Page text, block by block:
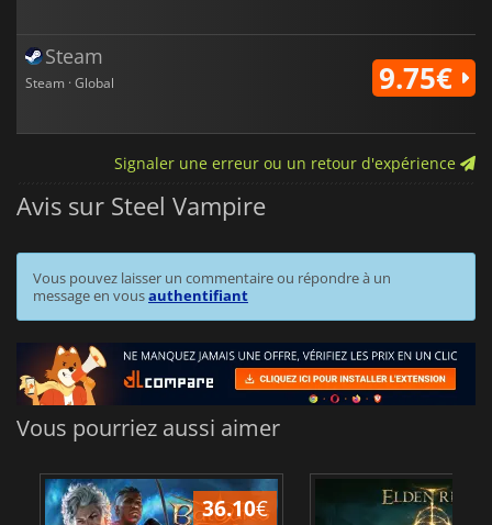
Steam
Steam · Global 9.75€
Signaler une erreur ou un retour d'expérience
Avis sur Steel Vampire
Vous pouvez laisser un commentaire ou répondre à un
message en vousauthentifiant
Vous pourriez aussi aimer
36.10€